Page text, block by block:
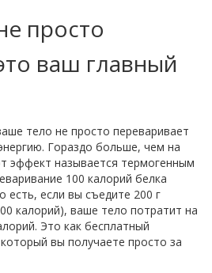
просто
ваш главный
тело не просто переваривает
Гораздо больше, чем на
эффект называется термогенным
100 калорий белка
есть, если вы съедите 200 г
калорий), ваше тело потратит на
Это как бесплатный
вы получаете просто за